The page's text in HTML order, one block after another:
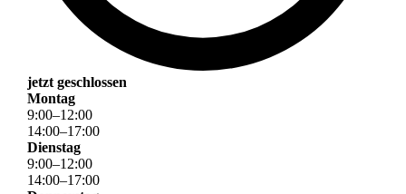
jetzt geschlossen
Montag
9:00–12:00
14:00–17:00
Dienstag
9:00–12:00
14:00–17:00